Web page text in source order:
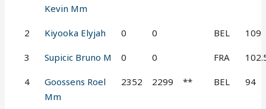
Kevin Mm
2 Kiyooka Elyjah 0 0 BEL 109
3 Supicic Bruno M 0 0 FRA
4
Goossens Roel
Mm
2352 2299 ** BEL 94